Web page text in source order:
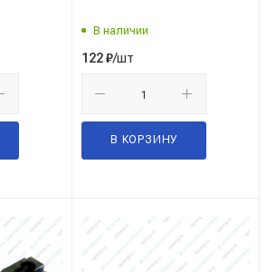
В наличии
122₽/шт
В КОРЗИНУ